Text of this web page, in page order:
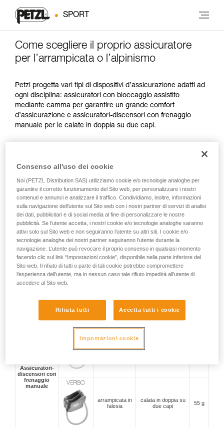
SPORT
Come scegliere il proprio assicuratore
per l’arrampicata o l’alpinismo
Petzl progetta vari tipi di dispositivi d’assicurazione adatti ad
ogni disciplina: assicuratori con bloccaggio assistito
mediante camma per garantire un grande comfort
d’assicurazione e assicuratori-discensori con frenaggio
manuale per le calate in doppia su due capi.
PREFERITE
Assicuratori
bloccaggio
assistito
arrampicata da
primo, indoor e
facilità a dare corda 235 g
primo e in
moulinette,
indoor e in
falesia
polivalenza
175 g
falesia
moulinette
Assicuratori-
discensori con
frenaggio
manuale
falesia, vie
secondo e calata in
arrampicata in
falesia
calata in doppia su
due capi
55 g
Consenso all'uso dei cookie
Noi (PETZL Distribution SAS) utilizziamo cookie e/o tecnologie analoghe per
garantire il corretto funzionamento del Sito web, per personalizzare i nostri
contenuti e annunci e analizzare il traffico. Condividiamo, inoltre, informazioni
sulla navigazione dell’utente sul Sito web con i nostri partner di servizi di analisi
dei dati, pubblicitari e di social media al fine di personalizzare le nostre
pubblicità. Se l’utente accetta, i nostri cookie e/o tecnologie analoghe saranno
attivi solo sul Sito web e non seguiranno l’utente su altri siti. I cookie e/o
tecnologie analoghe dei nostri partner seguiranno l’utente durante la
navigazione. L’utente può revocare il proprio consenso in qualsiasi momento
facendo clic sul link “Impostazioni cookie”, disponibile nella parte inferiore del
Sito web. Il rifiuto di tutti o parte di tali cookie potrebbe compromettere
l’esperienza dell’utente, ma in nessun caso tale rifiuto impedirà all’utente di
accedere al Sito web.
Rifiuta tutti Accetta tutti i cookie
Impostazioni cookie